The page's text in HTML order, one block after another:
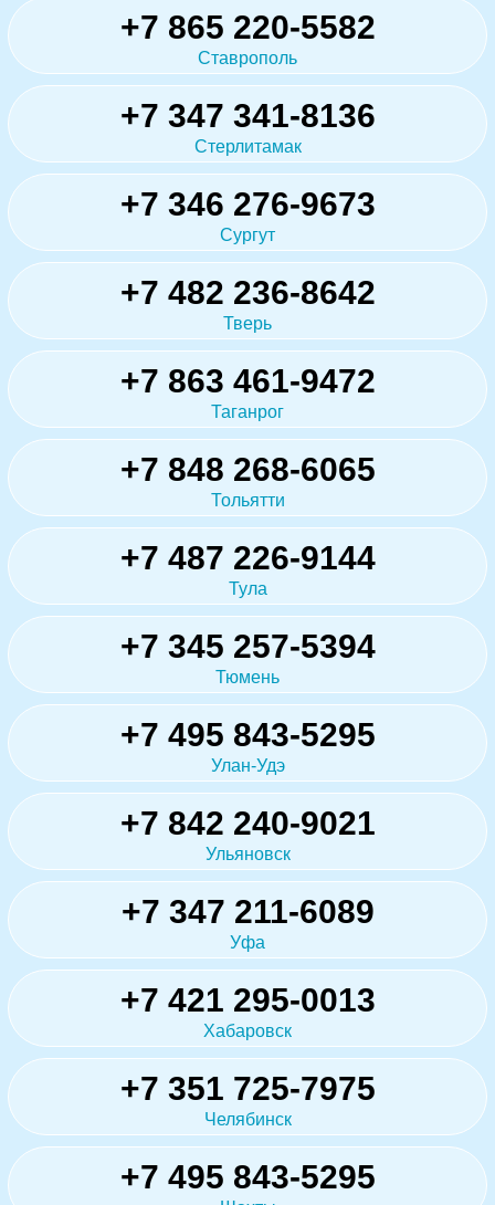
+7 865 220-5582
Ставрополь
+7 347 341-8136
Стерлитамак
+7 346 276-9673
Сургут
+7 482 236-8642
Тверь
+7 863 461-9472
Таганрог
+7 848 268-6065
Тольятти
+7 487 226-9144
Тула
+7 345 257-5394
Тюмень
+7 495 843-5295
Улан-Удэ
+7 842 240-9021
Ульяновск
+7 347 211-6089
Уфа
+7 421 295-0013
Хабаровск
+7 351 725-7975
Челябинск
+7 495 843-5295